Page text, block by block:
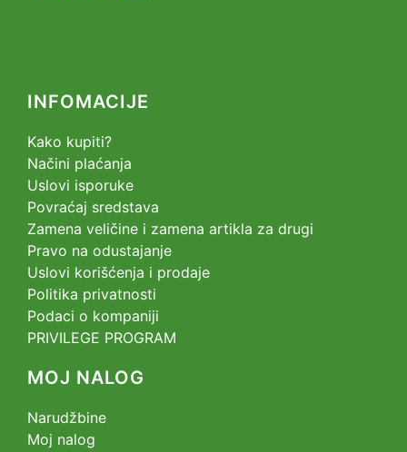
INFOMACIJE
Kako kupiti?
Načini plaćanja
Uslovi isporuke
Povraćaj sredstava
Zamena veličine i zamena artikla za drugi
Pravo na odustajanje
Uslovi korišćenja i prodaje
Politika privatnosti
Podaci o kompaniji
PRIVILEGE PROGRAM
MOJ NALOG
Narudžbine
Moj nalog